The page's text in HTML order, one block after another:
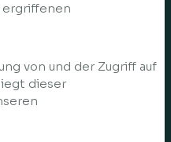
ergriffenen
von und der Zugriff auf
dieser